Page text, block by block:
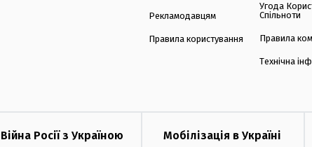
Рекламодавцям
Правила користування
Угода
Спільноти
Правила
Технічна
Війна Росії з Україною Мобілізація в Україні